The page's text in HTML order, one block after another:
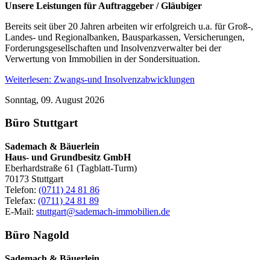
Unsere Leistungen für Auftraggeber / Gläubiger
Bereits seit über 20 Jahren arbeiten wir erfolgreich u.a. für Groß-,
Landes- und Regionalbanken, Bausparkassen, Versicherungen,
Forderungsgesellschaften und Insolvenzverwalter bei der
Verwertung von Immobilien in der Sondersituation.
Weiterlesen: Zwangs-und Insolvenzabwicklungen
Sonntag, 09. August 2026
Büro Stuttgart
Sademach & Bäuerlein
Haus- und Grundbesitz GmbH
Eberhardstraße 61 (Tagblatt-Turm)
70173 Stuttgart
Telefon: (0711) 24 81 86
Telefax: (0711) 24 81 89
E-Mail: stuttgart@sademach-immobilien.de
Büro Nagold